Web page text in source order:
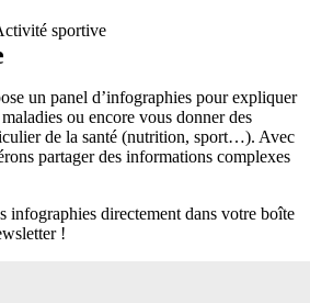
sportive
un panel d’infographies pour expliquer
ou encore vous donner des
de la santé (nutrition, sport…). Avec
partager des informations complexes
infographies directement dans votre boîte
!